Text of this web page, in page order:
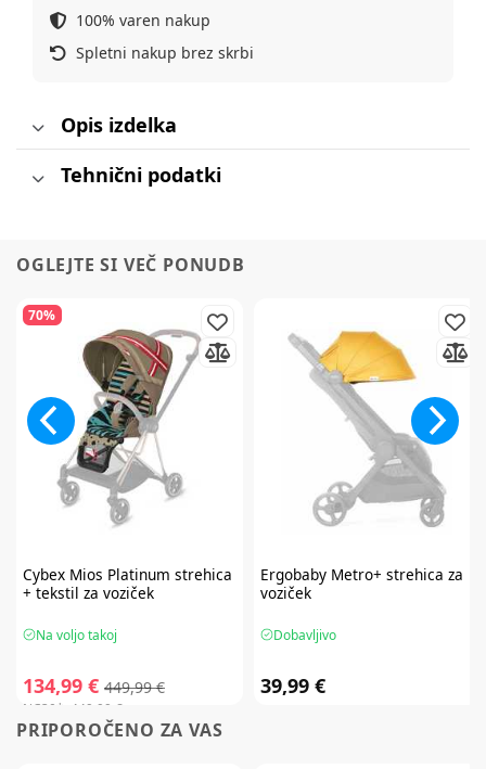
100% varen nakup
Spletni nakup brez skrbi
Opis izdelka
Tehnični podatki
OGLEJTE SI VEČ PONUDB
70%
CybexMios Platinum strehica
+ tekstil za voziček
Na voljo takoj
134,99 € 449,99 €
NC30*: 449,99 €
Ergobaby Metro+ strehica za
voziček
Dobavljivo
39,99 €
PRIPOROČENO ZA VAS